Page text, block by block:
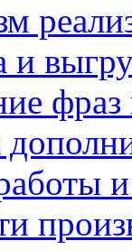
и